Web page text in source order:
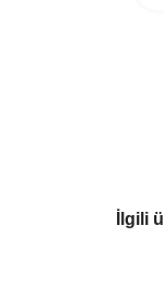
İlgili